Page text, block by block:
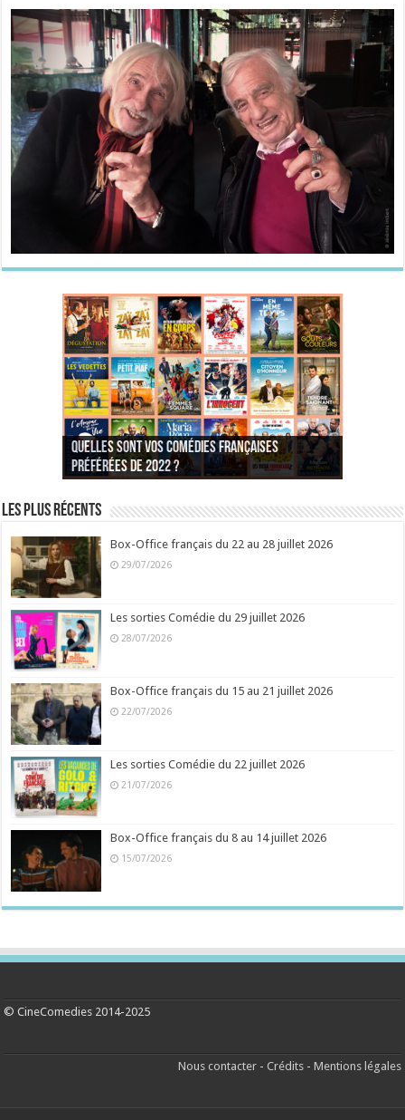
Quelles sont vos comédies françaises
préférées de 2022 ?
Quel est votre personnage préféré du Père
Noël est une ordure ?
Quelles sont vos comédies françaises
préférées de 2021 ?
Quel est votre « Gendarme » préféré ?
Quels sont vos 3 comédies de Jean-Marie Poiré
préférées ?
Quel est votre « Tati » préféré ?
Quel est votre « bronzé » préféré ?
Les plus récents
Box-Office français du 22 au 28 juillet 2026
29/07/2026
Les sorties Comédie du 29 juillet 2026
28/07/2026
Box-Office français du 15 au 21 juillet 2026
22/07/2026
Les sorties Comédie du 22 juillet 2026
21/07/2026
Box-Office français du 8 au 14 juillet 2026
15/07/2026
© CineComedies 2014-2025
Nous contacter- Crédits- Mentions légales